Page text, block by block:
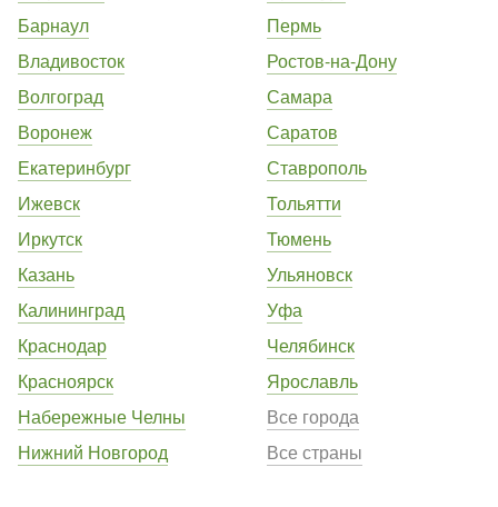
Барнаул
Владивосток
Волгоград
Воронеж
Екатеринбург
Ижевск
Иркутск
Казань
Калининград
Краснодар
Красноярск
Набережные Челны
Нижний Новгород
Пермь
Ростов-на-Дону
Самара
Саратов
Ставрополь
Тольятти
Тюмень
Ульяновск
Уфа
Челябинск
Ярославль
Все города
Все страны